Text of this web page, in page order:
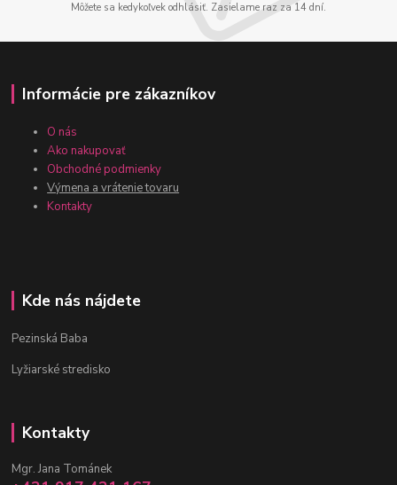
Môžete sa kedykoľvek odhlásiť. Zasielame raz za 14 dní.
Informácie pre zákazníkov
O nás
Ako nakupovať
Obchodné podmienky
Výmena a vrátenie tovaru
Kontakty
Kde nás nájdete
Pezinská Baba
Lyžiarské stredisko
Kontakty
Mgr. Jana Tománek